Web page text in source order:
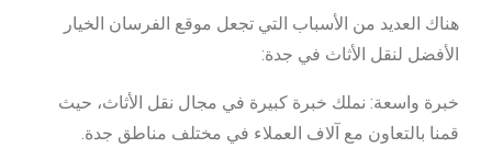
هناك العديد من الأسباب التي تجعل موقع الفرسان الخيار
الأفضل لنقل الأثاث في جدة:
خبرة واسعة: نملك خبرة كبيرة في مجال نقل الأثاث، حيث
قمنا بالتعاون مع آلاف العملاء في مختلف مناطق جدة.